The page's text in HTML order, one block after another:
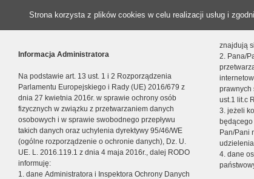
Strona korzysta z plików cookies w celu realizacji usług i
Informacja Administratora
Na podstawie art. 13 ust. 1 i 2 Rozporządzenia
Parlamentu Europejskiego i Rady (UE) 2016/679 z
dnia 27 kwietnia 2016r. w sprawie ochrony osób
fizycznych w związku z przetwarzaniem danych
osobowych i w sprawie swobodnego przepływu
takich danych oraz uchylenia dyrektywy 95/46/WE
(ogólne rozporządzenie o ochronie danych), Dz. U.
UE. L. 2016.119.1 z dnia 4 maja 2016r., dalej RODO
informuję:
1. dane Administratora i Inspektora Ochrony Danych
znajdują
2. Pana/
prawnych
ust.1 lit.c
3. jeżeli
Pan/Pani
4. dane